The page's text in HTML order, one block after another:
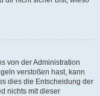
von der Administration
verstoßen hast, kann
dies die Entscheidung der
nichts mit dieser